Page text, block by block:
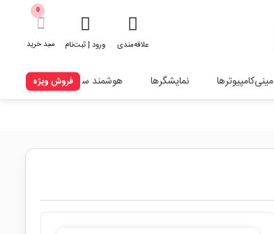
علاقه‌مندی ورود | ثبت‌نام
0
سبد خرید
مینی‌کامپیوترها نمایشگرها هوشمند سازیفروش ویژه